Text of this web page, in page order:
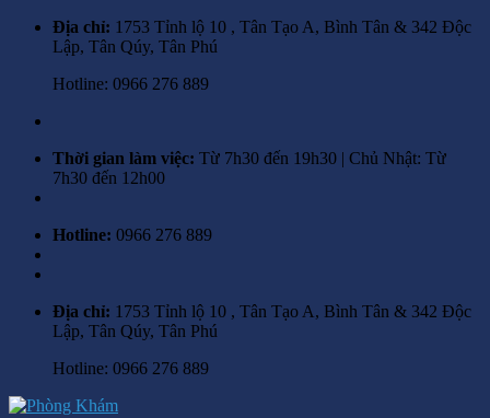
Skip
Địa chỉ: 1753 Tỉnh lộ 10 , Tân Tạo A, Bình Tân & 342 Độc
Lập, Tân Qúy, Tân Phú
Hotline: 0966 276 889
Thời gian làm việc: Từ 7h30 đến 19h30 | Chủ Nhật: Từ
7h30 đến 12h00
Hotline: 0966 276 889
Địa chỉ: 1753 Tỉnh lộ 10 , Tân Tạo A, Bình Tân & 342 Độc
Lập, Tân Qúy, Tân Phú
Hotline: 0966 276 889